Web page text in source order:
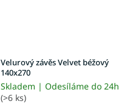
Velurový závěs Velvet béžový
140x270
Skladem | Odesíláme do 24h
(>6 ks)